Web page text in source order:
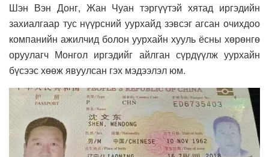
Шэн Вэн Донг, Жан Чуан тэргүүтэй хятад иргэдийн
захиалгаар тус нүүрсний уурхайд зэвсэг агсан очихдоо
компанийн ажилчид болон уурхайн хууль ёсны хөрөнгө
оруулагч Монгол иргэдийг айлган сүрдүүлж уурхайн
бүсээс хөөж явуулсан гэх мэдээлэл юм.